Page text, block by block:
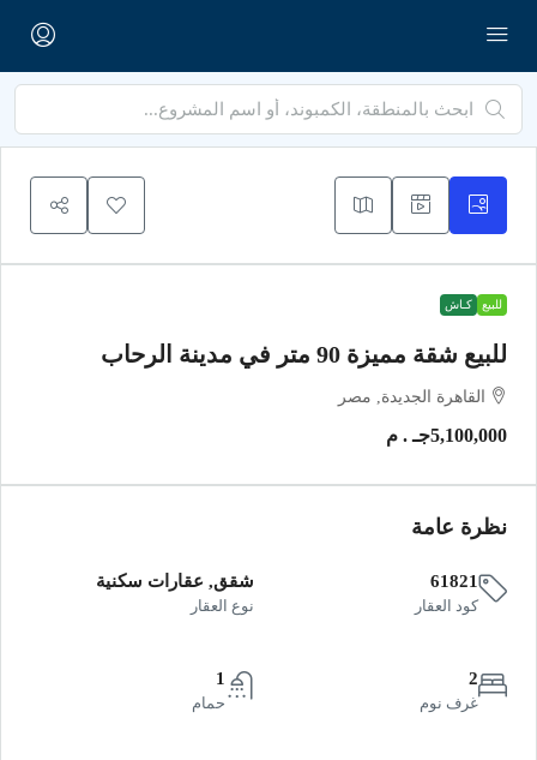
للبيع كـاش
للبيع شقة مميزة 90 متر في مدينة الرحاب
القاهرة الجديدة, مصر
5,100,000جـ . م
نظرة عامة
61821
كود العقار
شقق, عقارات سكنية
نوع العقار
2
غرف نوم
1
حمام